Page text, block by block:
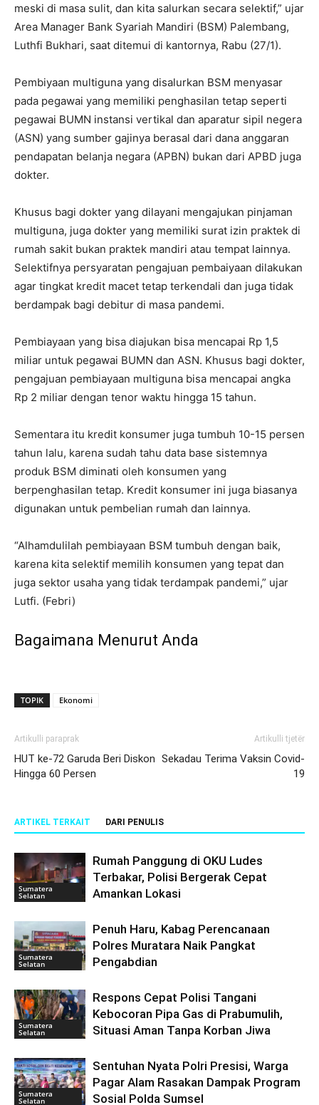
meski di masa sulit, dan kita salurkan secara selektif,” ujar
Area Manager Bank Syariah Mandiri (BSM) Palembang,
Luthfi Bukhari, saat ditemui di kantornya, Rabu (27/1).
Pembiyaan multiguna yang disalurkan BSM menyasar
pada pegawai yang memiliki penghasilan tetap seperti
pegawai BUMN instansi vertikal dan aparatur sipil negera
(ASN) yang sumber gajinya berasal dari dana anggaran
pendapatan belanja negara (APBN) bukan dari APBD juga
dokter.
Khusus bagi dokter yang dilayani mengajukan pinjaman
multiguna, juga dokter yang memiliki surat izin praktek di
rumah sakit bukan praktek mandiri atau tempat lainnya.
Selektifnya persyaratan pengajuan pembaiyaan dilakukan
agar tingkat kredit macet tetap terkendali dan juga tidak
berdampak bagi debitur di masa pandemi.
Pembiayaan yang bisa diajukan bisa mencapai Rp 1,5
miliar untuk pegawai BUMN dan ASN. Khusus bagi dokter,
pengajuan pembiayaan multiguna bisa mencapai angka
Rp 2 miliar dengan tenor waktu hingga 15 tahun.
Sementara itu kredit konsumer juga tumbuh 10-15 persen
tahun lalu, karena sudah tahu data base sistemnya
produk BSM diminati oleh konsumen yang
berpenghasilan tetap. Kredit konsumer ini juga biasanya
digunakan untuk pembelian rumah dan lainnya.
“Alhamdulilah pembiayaan BSM tumbuh dengan baik,
karena kita selektif memilih konsumen yang tepat dan
juga sektor usaha yang tidak terdampak pandemi,” ujar
Lutfi. (Febri)
Bagaimana Menurut Anda
TOPIK Ekonomi
Artikulli paraprak
HUT ke-72 Garuda Beri Diskon
Hingga 60 Persen
Artikulli tjetër
Sekadau Terima Vaksin Covid-
19
ARTIKEL TERKAIT DARI PENULIS
Sumatera
Selatan
Rumah Panggung di OKU Ludes
Terbakar, Polisi Bergerak Cepat
Amankan Lokasi
Sumatera
Selatan
Penuh Haru, Kabag Perencanaan
Polres Muratara Naik Pangkat
Pengabdian
Sumatera
Selatan
Respons Cepat Polisi Tangani
Kebocoran Pipa Gas di Prabumulih,
Situasi Aman Tanpa Korban Jiwa
Sumatera
Selatan
Sentuhan Nyata Polri Presisi, Warga
Pagar Alam Rasakan Dampak Program
Sosial Polda Sumsel